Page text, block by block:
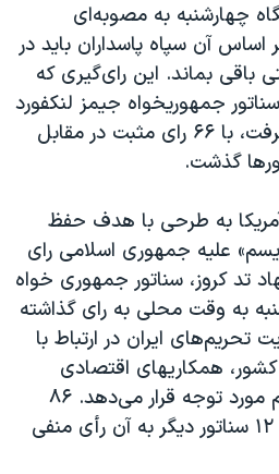
صلح
«سی‌پک»
چهارشنبه به مصوبه‌ای
اساس آن سپاه پاسداران باید در
باقی بماند. این رای‌گیری که
جمهوریخواه جیمز لنکفورد
از ایالت اوکلاهما انجام گرفت، با ۶۶ رای مثبت در مقابل
به طرحی با هدف حفظ
علیه جمهوری اسلامی رای
تد کروز، سناتور جمهوری خواه
به وقت محلی به رای گذاشته
ایران در ارتباط با
همکاریهای اقتصادی
نظامی چین با ایران را هم مورد توجه قرار می‌دهد. ۸۶
سناتور به آن رأی مثبت و ۱۲ سناتور دیگر به آن رأی منفی